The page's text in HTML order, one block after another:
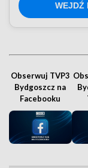
WEJDŹ
Obserwuj TVP3
Bydgoszcz na
Facebooku